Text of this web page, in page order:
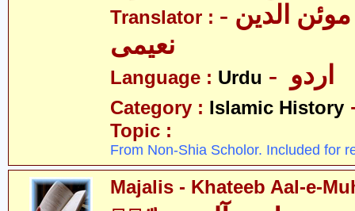
Translator : - سیّد غلام موئن الدین
Language : Urdu
Category : Islamic History
Topic :
From Non-Shia Scholor. Included for
Majalis - Khateeb Aal-e-